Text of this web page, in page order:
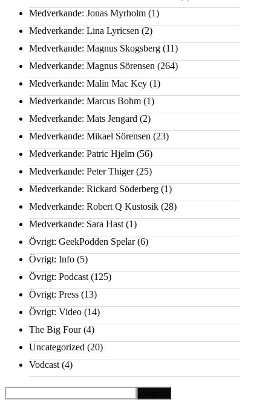
Medverkande: Jonas Myrholm (1)
Medverkande: Lina Lyricsen (2)
Medverkande: Magnus Skogsberg (11)
Medverkande: Magnus Sörensen (264)
Medverkande: Malin Mac Key (1)
Medverkande: Marcus Bohm (1)
Medverkande: Mats Jengard (2)
Medverkande: Mikael Sörensen (23)
Medverkande: Patric Hjelm (56)
Medverkande: Peter Thiger(25)
Medverkande: Rickard Söderberg (1)
Medverkande: Robert Q Kustosik (28)
Medverkande: Sara Hast (1)
Övrigt: GeekPodden Spelar(6)
Övrigt: Info (5)
Övrigt: Podcast (125)
Övrigt: Press (13)
Övrigt: Video (14)
The Big Four(4)
Uncategorized (20)
Vodcast (4)